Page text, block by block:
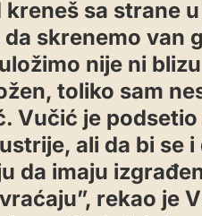
kreneš sa strane
skrenemo van
nije ni
toliko sam
Vučić je podsetio
ali da bi se
da imaju
rekao je